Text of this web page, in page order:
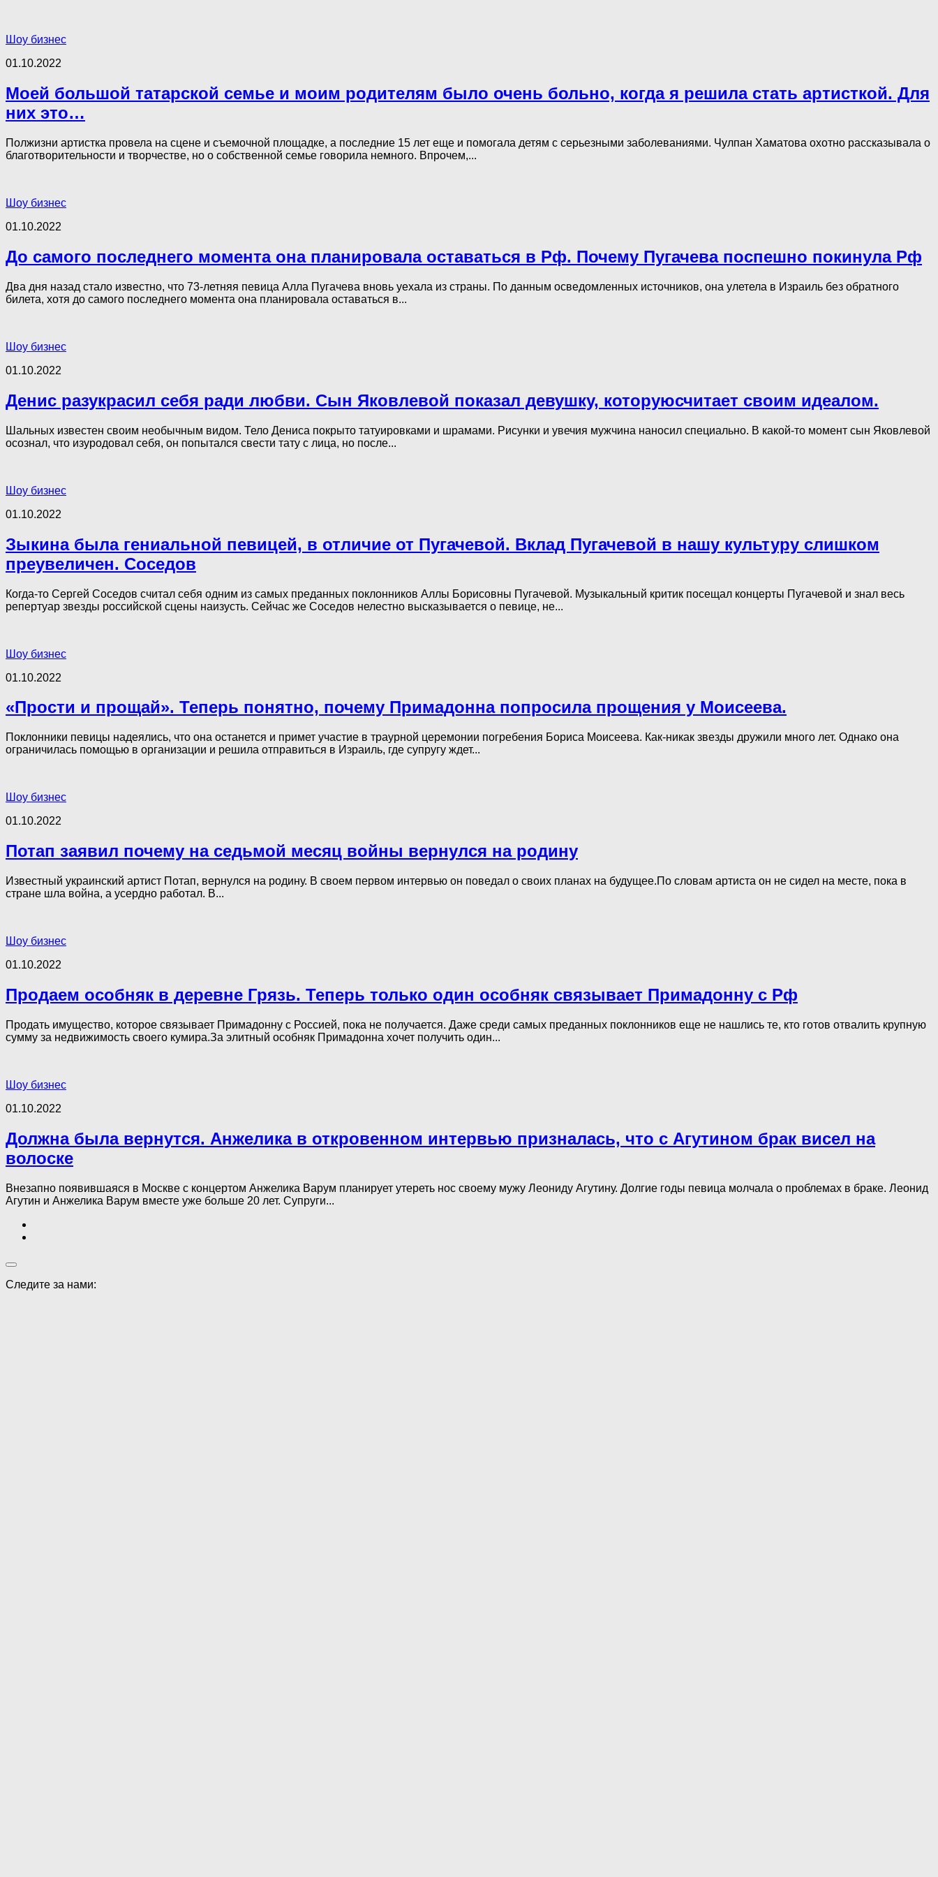
Шоу бизнес
01.10.2022
Моей большой татарской семье и моим родителям было очень больно, когда я решила стать артисткой. Для
них это…
Полжизни артистка провела на сцене и съемочной площадке, а последние 15 лет еще и помогала детям с серьезными заболеваниями. Чулпан Хаматова охотно рассказывала о
благотворительности и творчестве, но о собственной семье говорила немного. Впрочем,...
Шоу бизнес
01.10.2022
До самого последнего момента она планировала оставаться в Рф. Почему Пугачева поспешно покинула Рф
Два дня назад стало известно, что 73-летняя певица Алла Пугачева вновь уехала из страны. По данным осведомленных источников, она улетела в Израиль без обратного
билета, хотя до самого последнего момента она планировала оставаться в...
Шоу бизнес
01.10.2022
Денис разукрасил себя ради любви. Сын Яковлевой показал девушку, которуюсчитает своим идеалом.
Шальных известен своим необычным видом. Тело Дениса покрыто татуировками и шрамами. Рисунки и увечия мужчина наносил специально. В какой-то момент сын Яковлевой
осознал, что изуродовал себя, он попытался свести тату с лица, но после...
Шоу бизнес
01.10.2022
Зыкина была гениальной певицей, в отличие от Пугачевой. Вклад Пугачевой в нашу культуру слишком
преувеличен. Соседов
Когда-то Сергей Соседов считал себя одним из самых преданных поклонников Аллы Борисовны Пугачевой. Музыкальный критик посещал концерты Пугачевой и знал весь
репертуар звезды российской сцены наизусть. Сейчас же Соседов нелестно высказывается о певице, не...
Шоу бизнес
01.10.2022
«Прости и прощай». Теперь понятно, почему Примадонна попросила прощения у Моисеева.
Поклонники певицы надеялись, что она останется и примет участие в траурной церемонии погребения Бориса Моисеева. Как-никак звезды дружили много лет. Однако она
ограничилась помощью в организации и решила отправиться в Израиль, где супругу ждет...
Шоу бизнес
01.10.2022
Потап заявил почему на седьмой месяц войны вернулся на родину
Известный украинский артист Потап, вернулся на родину. В своем первом интервью он поведал о своих планах на будущее.По словам артиста он не сидел на месте, пока в
стране шла война, а усердно работал. В...
Шоу бизнес
01.10.2022
Продаем особняк в деревне Грязь. Теперь только один особняк связывает Примадонну с Рф
Продать имущество, которое связывает Примадонну с Россией, пока не получается. Даже среди самых преданных поклонников еще не нашлись те, кто готов отвалить крупную
сумму за недвижимость своего кумира.За элитный особняк Примадонна хочет получить один...
Шоу бизнес
01.10.2022
Должна была вернутся. Анжелика в откровенном интервью призналась, что с Агутином брак висел на
волоске
Внезапно появившаяся в Москве с концертом Анжелика Варум планирует утереть нос своему мужу Леониду Агутину. Долгие годы певица молчала о проблемах в браке. Леонид
Агутин и Анжелика Варум вместе уже больше 20 лет. Супруги...
Следите за нами: